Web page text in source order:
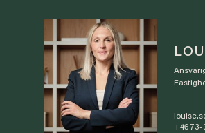
+46 73-